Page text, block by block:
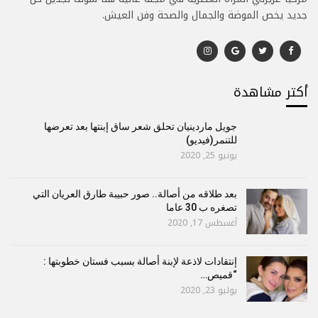
جديد يخص الموضة والجمال والصحة وفن العيش.
أكتر مشاهدة
جويل ماردينيان تحلق شعر ساق إبنتها بعد تعرضها
للتنمر(فيديو)
يونيو 25, 2020
بعد طلاقه من أصالة.. صور حبيبة طارق العريان التي
تصغره ب 30 عاما
أغسطس 17, 2020
إنتقادات لاذعة لإبنة أصالة بسبب فستان خطوبتها :
“قميص…
يوليو 23, 2020